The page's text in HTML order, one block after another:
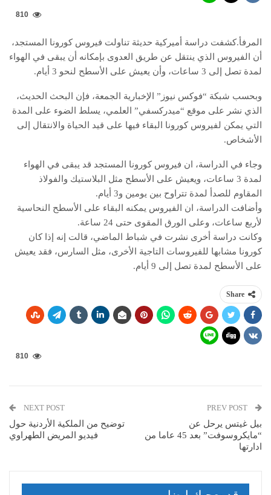
810
المرفأ.كشفت دراسة أميركية حديثة تناولت فيروس كورونا المستجد،
أن الفيروس الذي ينتقل عن طريق العدوى بإمكانه أن يبقى في الهواء
لمدة تصل إلى 3 ساعات، وأن يعيش على الأسطح لنحو 3 أيام.
وبحسب شبكة “فوكس نيوز” الإخبارية الجمعة، فإن البحث الحديث،
الذي نشر على موقع “ميدركسفي” العلمي، يسلط الضوء على المدة
التي يمكن لفيروس كورونا البقاء فيها على قيد الحياة والانتقال إلى
الأشخاص.
وجاء في الدراسة، ان فيروس كورونا المستجد قد يبقى في الهواء
لمدة 3 ساعات، ويعيش على الأسطح مثل البلاستيك والفولاذ
المقاوم للصدأ لمدة تتراوح بين يومين و3 أيام.
وأضافت الدراسة، ان الفيروس يمكنه البقاء على الأسطح النحاسية
لأربع ساعات، وعلى الورق المقوى حتى 24 ساعة.
وكانت دراسة أخرى نشرت في شباط الماضي، قالت إنه إذا كان
كورونا مشابها للفيروسات التاجية الأخرى، مثل السارس، فقد يعيش
على الأسطح لمدة تصل إلى 9 أيام.
Share
810
بيل غيتس يرحل عن
“مايكروسوفت” بعد 45 عاما من
ادارتها
NEXT POST
توضيح من الملكية الأردنية حول
فيديو المريض الطهراوي